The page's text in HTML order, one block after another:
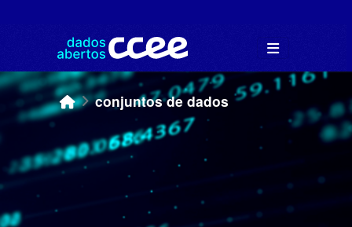
conjuntos de dados